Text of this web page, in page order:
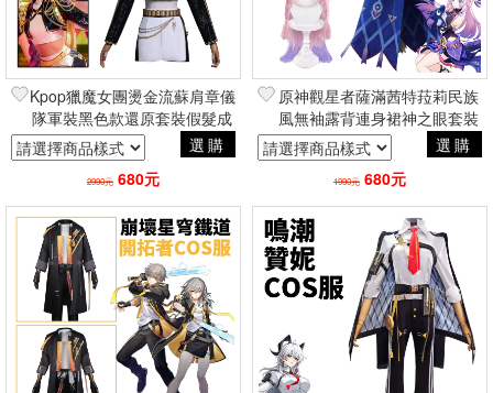
Kpop獵魔女團燙金流蘇肩章儀
隊軍裝黑色款還原套裝假髮成
人童裝米拉佐依魯米 角色扮演
cosplay
選購
2990元 680元
原神觀星者薩滿茜特菈莉民族
風無袖露背連身裙神之眼套裝
漸層辮子假髮鞋子 萬聖節角色
扮演Cosplay
選購
1990元 680元